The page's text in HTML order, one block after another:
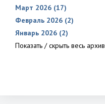
Март 2026 (17)
Февраль 2026 (2)
Январь 2026 (2)
Показать / скрыть весь архив